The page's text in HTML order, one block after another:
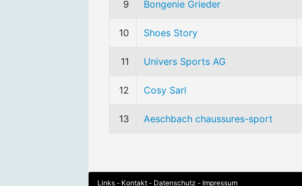
9 Bongenie Grieder
10 Shoes Story
11 Univers Sports AG
12 Cosy Sarl
13 Aeschbach chaussures-sport
Links - Kontakt - Datenschutz - Impressum